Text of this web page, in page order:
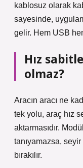
kablosuz olarak
sayesinde,
gelir. Hem USB
Hız
olmaz?
Aracın aracı ne
tek yolu, araç hız
aktarmasıdır.
tanıyamazsa,
bırakılır.